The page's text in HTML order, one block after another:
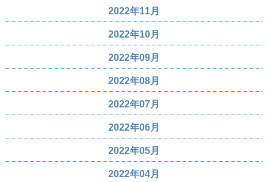
2022年11月
2022年10月
2022年09月
2022年08月
2022年07月
2022年06月
2022年05月
2022年04月